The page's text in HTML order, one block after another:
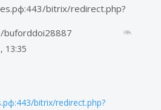
bitrix/redirect.php?
13:35
bitrix/redirect.php?